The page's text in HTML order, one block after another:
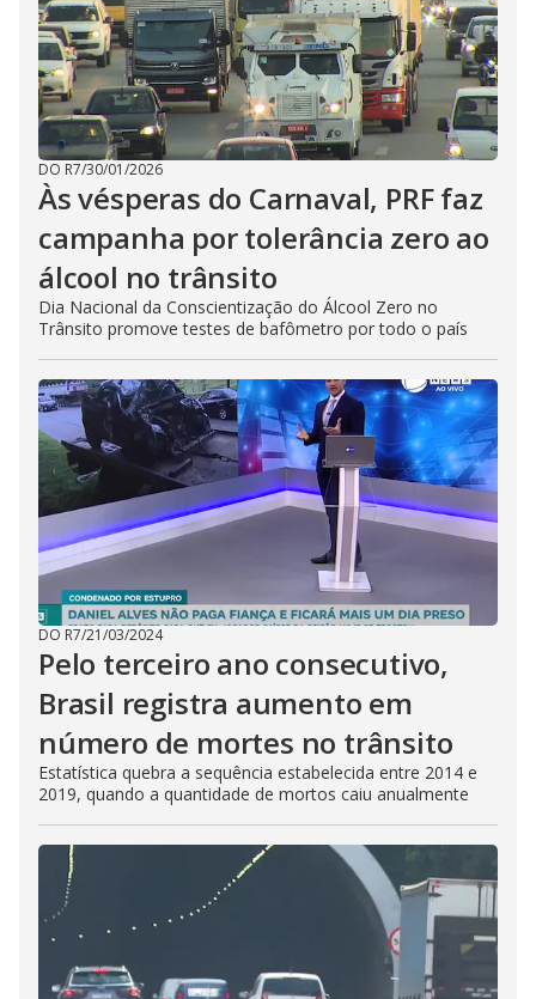
DO R7/30/01/2026
Às vésperas do Carnaval, PRF faz
campanha por tolerância zero ao
álcool no trânsito
Dia Nacional da Conscientização do Álcool Zero no
Trânsito promove testes de bafômetro por todo o país
DO R7/21/03/2024
Pelo terceiro ano consecutivo,
Brasil registra aumento em
número de mortes no trânsito
Estatística quebra a sequência estabelecida entre 2014 e
2019, quando a quantidade de mortos caiu anualmente